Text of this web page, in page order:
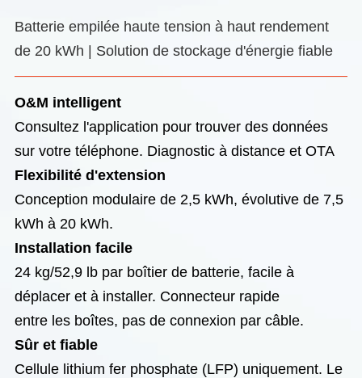
Batterie empilée haute tension à haut rendement
de 20 kWh | Solution de stockage d'énergie fiable
O&M intelligent
Consultez l'application pour trouver des données
sur votre téléphone. Diagnostic à distance et OTA
Flexibilité d'extension
Conception modulaire de 2,5 kWh, évolutive de 7,5
kWh à 20 kWh.
Installation facile
24 kg/52,9 lb par boîtier de batterie, facile à
déplacer et à installer. Connecteur rapide
entre les boîtes, pas de connexion par câble.
Sûr et fiable
Cellule lithium fer phosphate (LFP) uniquement. Le